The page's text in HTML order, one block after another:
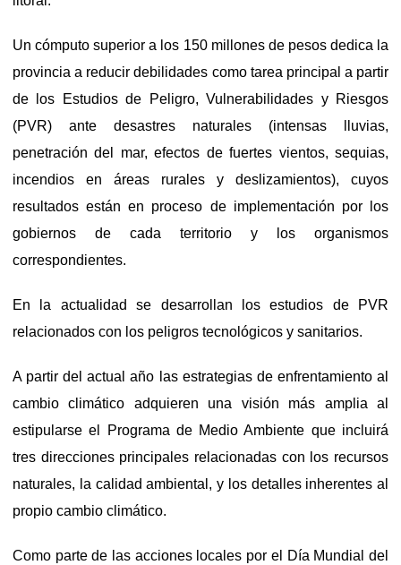
Un cómputo superior a los 150 millones de pesos dedica la
provincia a reducir debilidades como tarea principal a partir
de los Estudios de Peligro, Vulnerabilidades y Riesgos
(PVR) ante desastres naturales (intensas lluvias,
penetración del mar, efectos de fuertes vientos, sequias,
incendios en áreas rurales y deslizamientos), cuyos
resultados están en proceso de implementación por los
gobiernos de cada territorio y los organismos
correspondientes.
En la actualidad se desarrollan los estudios de PVR
relacionados con los peligros tecnológicos y sanitarios.
A partir del actual año las estrategias de enfrentamiento al
cambio climático adquieren una visión más amplia al
estipularse el Programa de Medio Ambiente que incluirá
tres direcciones principales relacionadas con los recursos
naturales, la calidad ambiental, y los detalles inherentes al
propio cambio climático.
Como parte de las acciones locales por el Día Mundial del